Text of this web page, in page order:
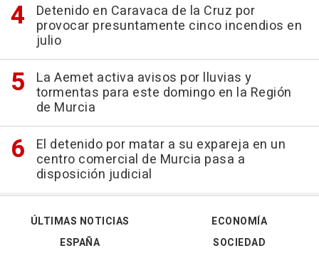
Detenido en Caravaca de la Cruz por
provocar presuntamente cinco incendios en
julio
La Aemet activa avisos por lluvias y
tormentas para este domingo en la Región
de Murcia
El detenido por matar a su expareja en un
centro comercial de Murcia pasa a
disposición judicial
ÚLTIMAS NOTICIAS
ESPAÑA
ECONOMÍA
SOCIEDAD